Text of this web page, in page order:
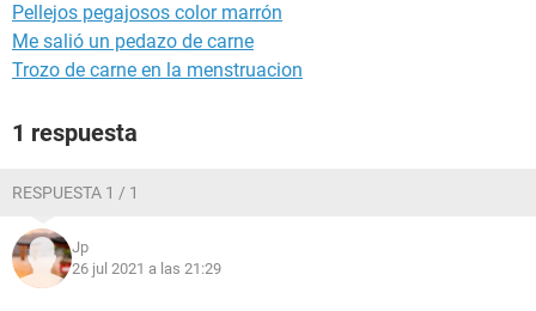
Pellejos pegajosos color marrón
Me salió un pedazo de carne
Trozo de carne en la menstruacion
1 respuesta
RESPUESTA 1 / 1
Jp
26 jul 2021 a las 21:29